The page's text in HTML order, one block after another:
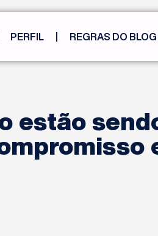
PERFIL REGRAS DO BLOG
estão